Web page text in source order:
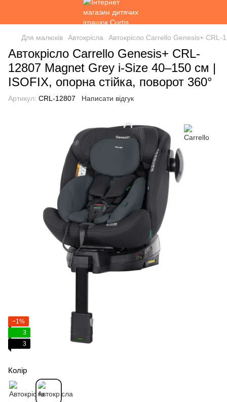
Для малюків Автокрісла Автокрісло Carrello Genesis+
Автокрісло Carrello Genesis+ CRL-
12807 Magnet Grey i-Size 40–150 см |
ISOFIX, опорна стійка, поворот 360°
Артикул: CRL-12807 Написати відгук
−1%
3
3
Колір